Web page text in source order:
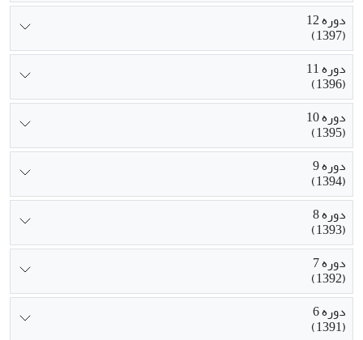
دوره 12
(1397)
دوره 11
(1396)
دوره 10
(1395)
دوره 9
(1394)
دوره 8
(1393)
دوره 7
(1392)
دوره 6
(1391)